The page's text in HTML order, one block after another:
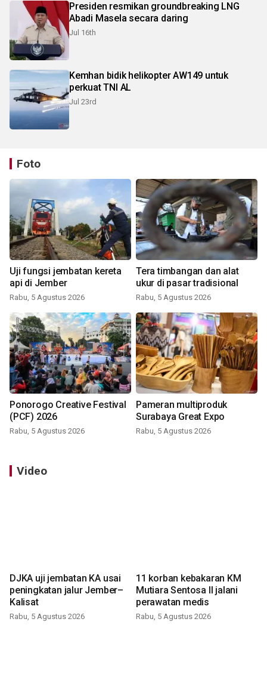
Presiden resmikan groundbreaking LNG
Abadi Masela secara daring
Jul 16th
Kemhan bidik helikopter AW149 untuk
perkuat TNI AL
Jul 23rd
Foto
Uji fungsi jembatan kereta
api di Jember
Rabu, 5 Agustus 2026
Tera timbangan dan alat
ukur di pasar tradisional
Rabu, 5 Agustus 2026
Ponorogo Creative Festival
(PCF) 2026
Rabu, 5 Agustus 2026
Pameran multiproduk
Surabaya Great Expo
Rabu, 5 Agustus 2026
Video
DJKA uji jembatan KA usai
peningkatan jalur Jember–
Kalisat
Rabu, 5 Agustus 2026
11 korban kebakaran KM
Mutiara Sentosa II jalani
perawatan medis
Rabu, 5 Agustus 2026